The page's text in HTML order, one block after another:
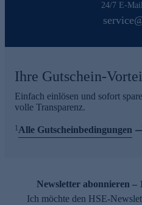
24/7 E-
Ihre Gutschein-
Einfach einlösen und sofort
volle Transparenz.
1 Alle Gutscheinbedingungen
Newsletter abonnieren –
Ich möchte den HSE-